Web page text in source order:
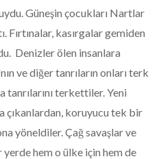
Güneşin çocukları Nartlar
Fırtınalar, kasırgalar gemiden
Denizler ölen insanlara
ve diğer tanrıların onları terk
tanrılarını terkettiler. Yeni
çıkanlardan, koruyucu tek bir
yöneldiler. Çağ savaşlar ve
yerde hem o ülke için hem de